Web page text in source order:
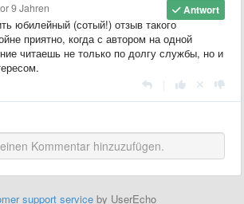
Antwort
9 Jahren
юбилейный (сотый!) отзыв такого
приятно, когда с автором на одной
читаешь не только по долгу службы, но и
support service by UserEcho